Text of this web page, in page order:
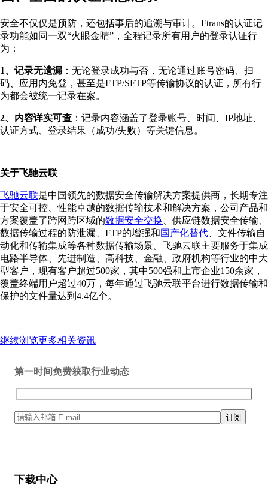
安全不仅仅是预防，还包括事后的追溯与审计。Ftrans的认证记
录功能如同一双“火眼金睛”，全程记录所有用户的登录认证行
为：
1、记录无遗漏 ：无论登录成功与否，无论通过账号密码、扫
码、应用内免登，甚至是FTP/SFTP等传输协议的认证，所有行
为都会被统一记录在案。
2、内容详实可查 ：记录内容涵盖了登录账号、时间、IP地址、
认证方式、登录结果（成功/失败）等关键信息。
关于飞驰云联
飞驰云联是中国领先的数据安全传输解决方案提供商，长期专注
于安全可控、性能卓越的数据传输技术和解决方案，公司产品和
方案覆盖了跨网跨区域的数据安全交换 、供应链数据安全传输、
数据传输过程的防泄漏、FTP的增强和国产化替代 、文件传输自
动化和传输集成等各种数据传输场景。飞驰云联主要服务于集成
电路半导体、先进制造、高科技、金融、政府机构等行业的中大
型客户，现有客户超过500家，其中500强和上市企业150余家，
覆盖终端用户超过40万，每年通过飞驰云联平台进行数据传输和
保护的文件量达到4.4亿个。
继续浏览更多相关资讯
第一时间免费获取行业动态
下载中心